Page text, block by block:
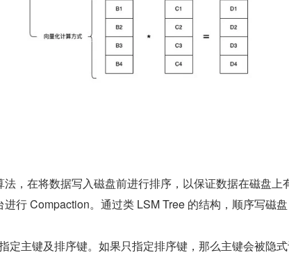
，在将数据写入磁盘前进行排序，以保证数据在磁盘上
行 Compaction。通过类 LSM Tree 的结构，顺序写磁
定主键及排序键。如果只指定排序键，那么主键会被隐